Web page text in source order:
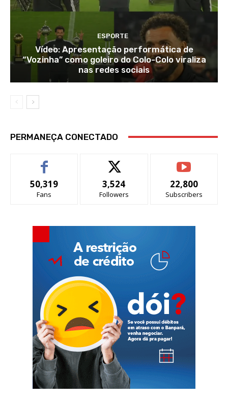
ESPORTE
Vídeo: Apresentação performática de
“Vozinha” como goleiro do Colo-Colo viraliza
nas redes sociais
PERMANEÇA CONECTADO
50,319
Fans
3,524
Followers
22,800
Subscribers